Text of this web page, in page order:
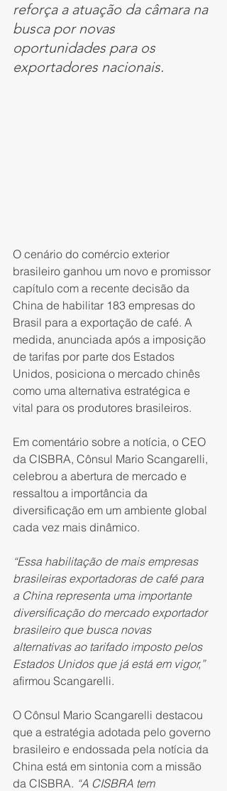
reforça a atuação da câmara na
busca por novas
oportunidades para os
exportadores nacionais.
O cenário do comércio exterior
brasileiro ganhou um novo e promissor
capítulo com a recente decisão da
China de habilitar 183 empresas do
Brasil para a exportação de café. A
medida, anunciada após a imposição
de tarifas por parte dos Estados
Unidos, posiciona o mercado chinês
como uma alternativa estratégica e
vital para os produtores brasileiros.
Em comentário sobre a notícia, o CEO
da CISBRA, Cônsul Mario Scangarelli,
celebrou a abertura de mercado e
ressaltou a importância da
diversificação em um ambiente global
cada vez mais dinâmico.
“Essa habilitação de mais empresas
brasileiras exportadoras de café para
a China representa uma importante
diversificação do mercado exportador
brasileiro que busca novas
alternativas ao tarifado imposto pelos
Estados Unidos que já está em vigor,”
afirmou Scangarelli.
O Cônsul Mario Scangarelli destacou
que a estratégia adotada pelo governo
brasileiro e endossada pela notícia da
China está em sintonia com a missão
da CISBRA. “A CISBRA tem